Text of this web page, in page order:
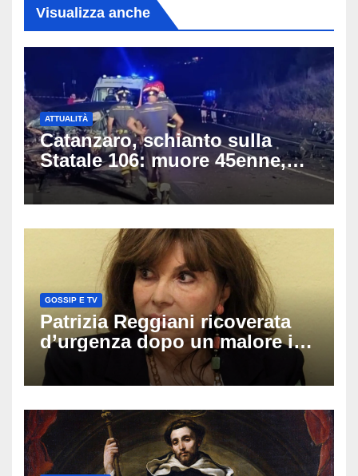
Visualizza anche
ATTUALITÀ
Catanzaro, schianto sulla
Statale 106: muore 45enne,
coinvolti un’auto, un suv e
una moto
GOSSIP E TV
Patrizia Reggiani ricoverata
d’urgenza dopo un malore in
vacanza: come sta oggi l’ex
Lady Gucci